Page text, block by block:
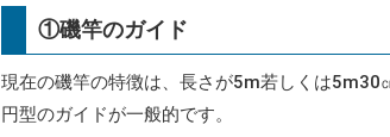
①磯竿のガイド
現在の磯竿の特徴は、長さが5m若しくは5m30
円型のガイドが一般的です。